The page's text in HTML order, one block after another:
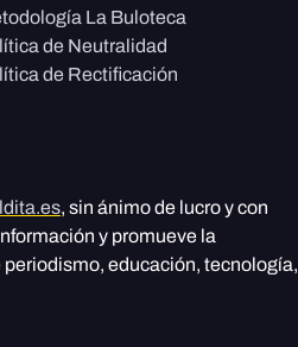
La Buloteca
de Neutralidad
de Rectificación
, sin ánimo de lucro y con
y promueve la
educación, tecnología,